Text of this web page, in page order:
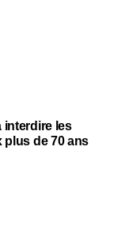
interdire les
plus de 70 ans